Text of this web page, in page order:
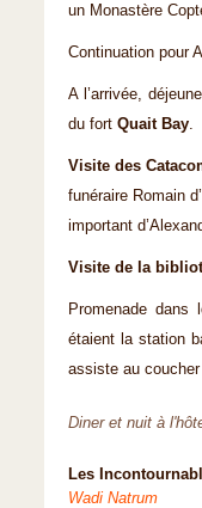
un Monastère
Continuation pour
A l’arrivée,
du fort Quait Bay.
Visite des
funéraire Romain
important
Visite de la
Promenade dans
étaient la station
assiste au
Diner et nuit à
Les
Wadi Natrum